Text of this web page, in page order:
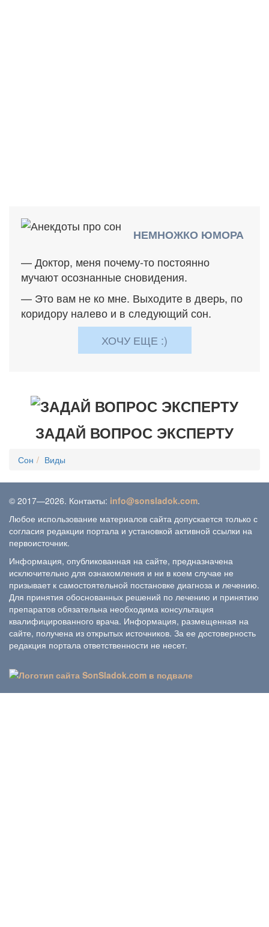
НЕМНОЖКО ЮМОРА
— Доктор, меня почему-то постоянно
мучают осознанные сновидения.
— Это вам не ко мне. Выходите в дверь, по
коридору налево и в следующий сон.
ХОЧУ ЕЩЕ :)
ЗАДАЙ ВОПРОС ЭКСПЕРТУ
Сон Виды
© 2017—2026. Контакты: info@sonsladok.com.
Любое использование материалов сайта допускается только с
согласия редакции портала и установкой активной ссылки на
первоисточник.
Информация, опубликованная на сайте, предназначена
исключительно для ознакомления и ни в коем случае не
призывает к самостоятельной постановке диагноза и лечению.
Для принятия обоснованных решений по лечению и принятию
препаратов обязательна необходима консультация
квалифицированного врача. Информация, размещенная на
сайте, получена из открытых источников. За ее достоверность
редакция портала ответственности не несет.